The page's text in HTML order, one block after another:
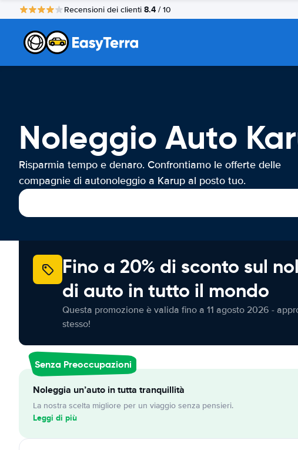
Recensioni dei clienti 8.4 / 10
Noleggio Auto
Risparmia tempo e denaro. Confrontiamo le offerte delle
compagnie di autonoleggio a Karup al posto tuo.
Fino a 20% di sconto sul
di auto in tutto il mondo
Questa promozione è valida fino a 11 agosto 2026 -
stesso!
Senza Preoccupazioni
Noleggia un’auto in tutta tranquillità
La nostra scelta migliore per un viaggio senza pensieri.
Leggi di più